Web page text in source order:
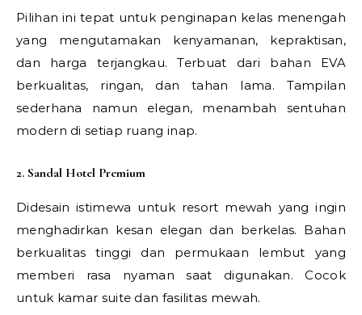
Pilihan ini tepat untuk penginapan kelas menengah
yang mengutamakan kenyamanan, kepraktisan,
dan harga terjangkau. Terbuat dari bahan EVA
berkualitas, ringan, dan tahan lama. Tampilan
sederhana namun elegan, menambah sentuhan
modern di setiap ruang inap.
2. Sandal Hotel Premium
Didesain istimewa untuk resort mewah yang ingin
menghadirkan kesan elegan dan berkelas. Bahan
berkualitas tinggi dan permukaan lembut yang
memberi rasa nyaman saat digunakan. Cocok
untuk kamar suite dan fasilitas mewah.